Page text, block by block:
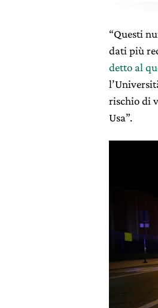
“Questi
dati più
detto al
rischio di
Usa”.